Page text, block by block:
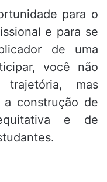
para o
e para se
de uma
você não
mas
a construção de
e de